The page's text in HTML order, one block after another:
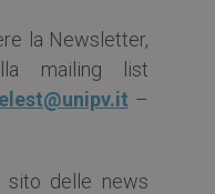
la Newsletter,
mailing list
–
delle news